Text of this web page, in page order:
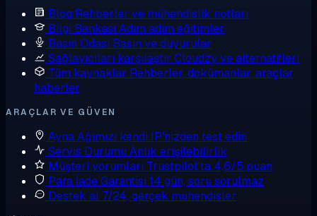
Blog Rehberler ve mühendislik notları
Bilgi Bankası Adım adım eğitimler
Basın Odası Basın ve duyurular
Sağlayıcıları karşılaştır Cloudzy ve alternatifleri
Tüm kaynaklar Rehberler, dokümanlar, araçlar,
haberler
ARAÇLAR VE GÜVEN
AynaAğımızı kendi IP'nizden test edin
Servis Durumu Anlık erişilebilirlik
Müşteri yorumları Trustpilot'ta 4,6/5 puan
Para İade Garantisi 14 gün, soru sorulmaz
Destek al 7/24, gerçek mühendisler